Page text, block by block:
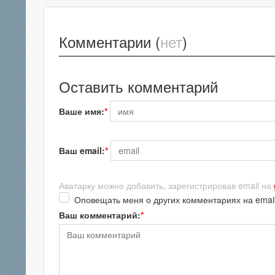
Комментарии (нет)
Оставить комментарий
Ваше имя:
Ваш email:
Аватарку можно добавить, зарегистрировав email на
Оповещать меня о других комментариях на email
Ваш комментарий: